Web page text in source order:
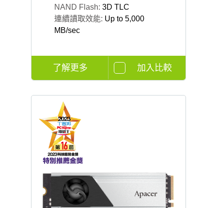
NAND Flash: 3D TLC
連續讀取效能: Up to 5,000
MB/sec
了解更多 加入比較